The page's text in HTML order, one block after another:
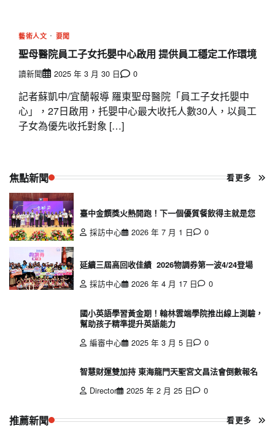
藝術人文 要聞
聖母醫院員工子女托嬰中心啟用 提供員工穩定工作環境
讀新聞 2025 年 3 月 30 日 0
記者蘇凱中/宜蘭報導 羅東聖母醫院「員工子女托嬰中
心」，27日啟用，托嬰中心最大收托人數30人，以員工
子女為優先收托對象 […]
焦點新聞 看更多
臺中金饌獎火熱開跑！下一個優質餐飲得主就是您
採訪中心
2026 年 7 月 1 日 0
延續三屆高回收佳績 2026物調券第一波4/24登場
採訪中心
2026 年 4 月 17 日 0
國小英語學習黃金期！翰林雲端學院推出線上測驗，
幫助孩子精準提升英語能力
編審中心
2025 年 3 月 5 日 0
智慧財運雙加持 東海龍門天聖宮文昌法會倒數報名
Director
2025 年 2 月 25 日 0
推薦新聞 看更多